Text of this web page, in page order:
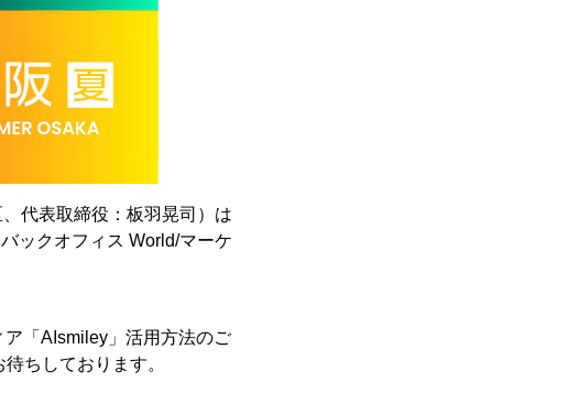
代表取締役：板羽晃司）は
ックオフィス World/マーケ
「AIsmiley」活用方法のご
ちしております。